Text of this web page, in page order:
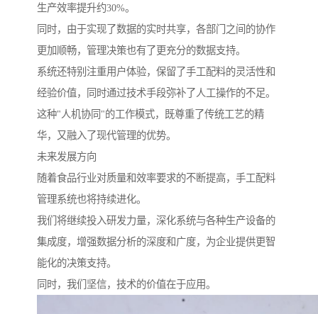
生产效率提升约30%。
同时，由于实现了数据的实时共享，各部门之间的协作
更加顺畅，管理决策也有了更充分的数据支持。
系统还特别注重用户体验，保留了手工配料的灵活性和
经验价值，同时通过技术手段弥补了人工操作的不足。
这种"人机协同"的工作模式，既尊重了传统工艺的精
华，又融入了现代管理的优势。
未来发展方向
随着食品行业对质量和效率要求的不断提高，手工配料
管理系统也将持续进化。
我们将继续投入研发力量，深化系统与各种生产设备的
集成度，增强数据分析的深度和广度，为企业提供更智
能化的决策支持。
同时，我们坚信，技术的价值在于应用。